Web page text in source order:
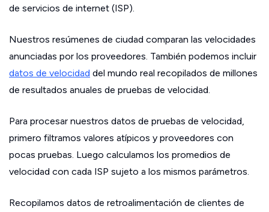
de servicios de internet (ISP).
Nuestros resúmenes de ciudad comparan las velocidades
anunciadas por los proveedores. También podemos incluir
datos de velocidad del mundo real recopilados de millones
de resultados anuales de pruebas de velocidad.
Para procesar nuestros datos de pruebas de velocidad,
primero filtramos valores atípicos y proveedores con
pocas pruebas. Luego calculamos los promedios de
velocidad con cada ISP sujeto a los mismos parámetros.
Recopilamos datos de retroalimentación de clientes de